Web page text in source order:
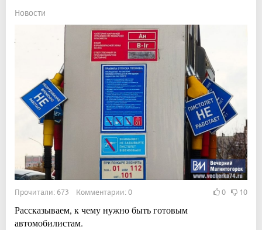
Новости
Прочитали: 673 Комментарии: 0 0 10
Рассказываем, к чему нужно быть готовым
автомобилистам.